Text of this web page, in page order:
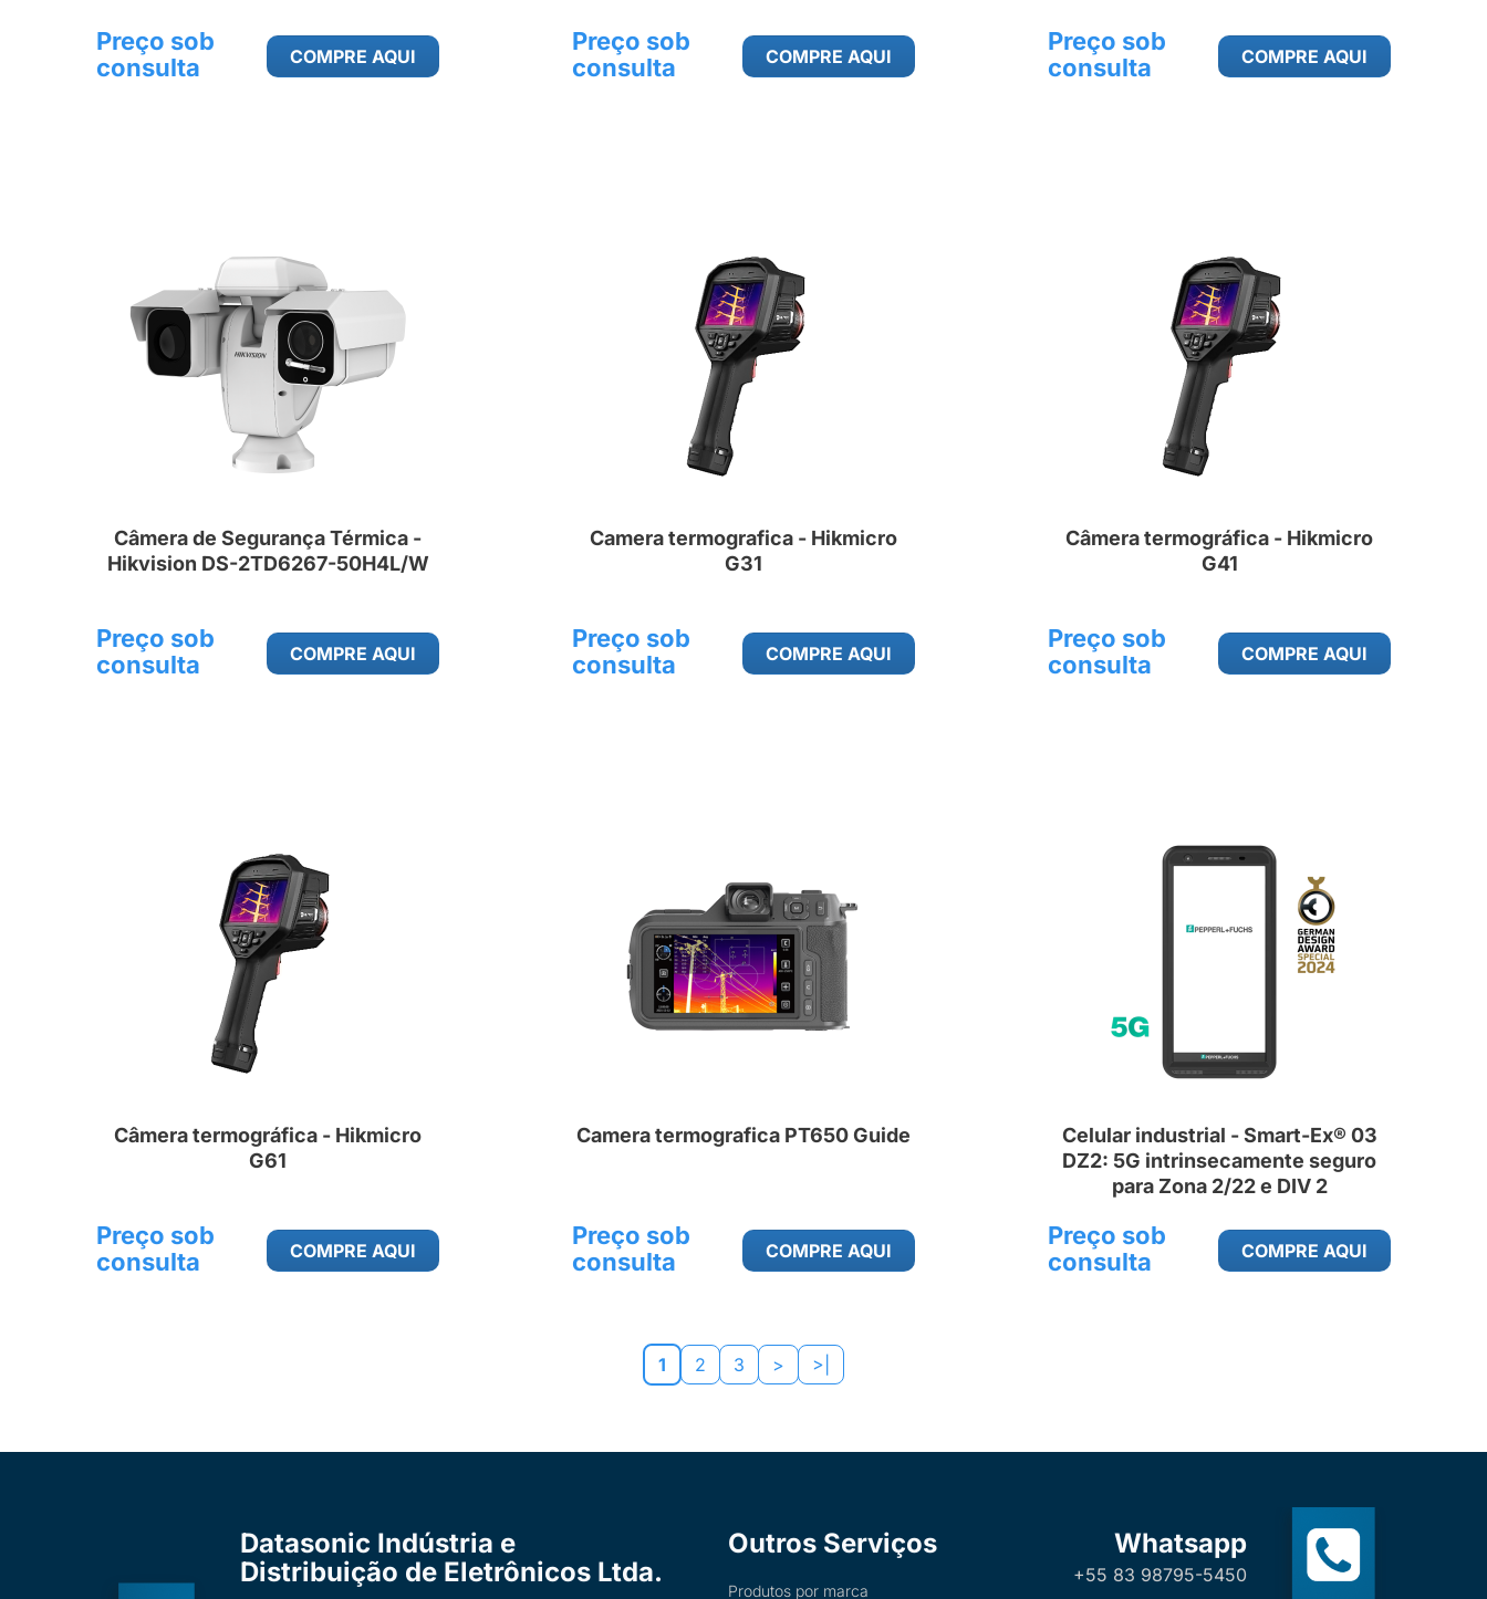
Preço sob
consulta
COMPRE AQUI
Preço sob
consulta
COMPRE AQUI
Preço sob
consulta
COMPRE AQUI
Câmera de Segurança Térmica -
Hikvision DS-2TD6267-50H4L/W
Preço sob
consulta
COMPRE AQUI
Camera termografica - Hikmicro
G31
Preço sob
consulta
COMPRE AQUI
Câmera termográfica - Hikmicro
G41
Preço sob
consulta
COMPRE AQUI
Câmera termográfica - Hikmicro
G61
Preço sob
consulta
COMPRE AQUI
Camera termografica PT650 Guide
Preço sob
consulta
COMPRE AQUI
Celular industrial - Smart-Ex® 03
DZ2: 5G intrinsecamente seguro
para Zona 2/22 e DIV 2
Preço sob
consulta
COMPRE AQUI
1 2 3 > >|
Datasonic Indústria e
Distribuição de Eletrônicos Ltda.
Outros Serviços
Produtos por marca
Whatsapp
+55 83 98795-5450